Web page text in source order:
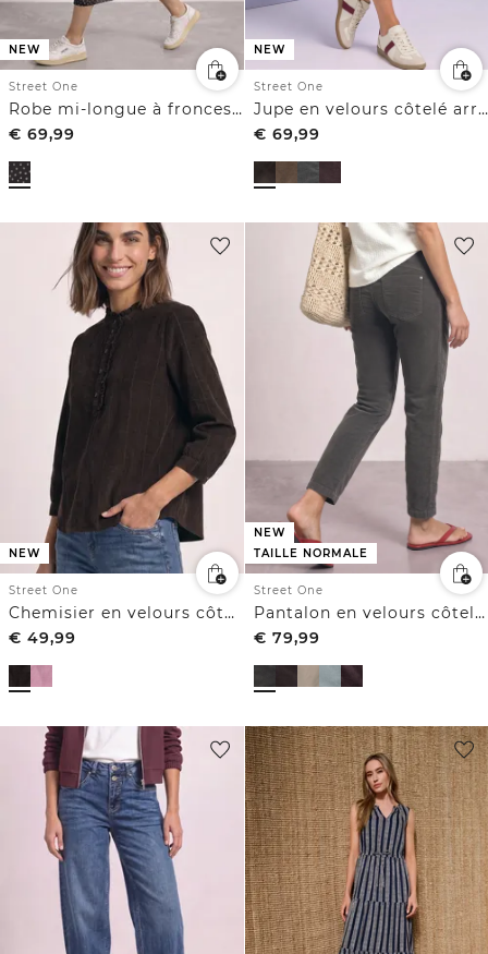
NEW
Street One
Robe mi-longue à fronces latérales
€ 69,99
NEW
Street One
Jupe en velours côtelé arrivant aux genoux, avec poches
€ 69,99
NEW
Street One
Chemisier en velours côtelé à volants
€ 49,99
NEW
TAILLE NORMALE
Street One
Pantalon en velours côtelé Slim Leg à coupe ample
€ 79,99